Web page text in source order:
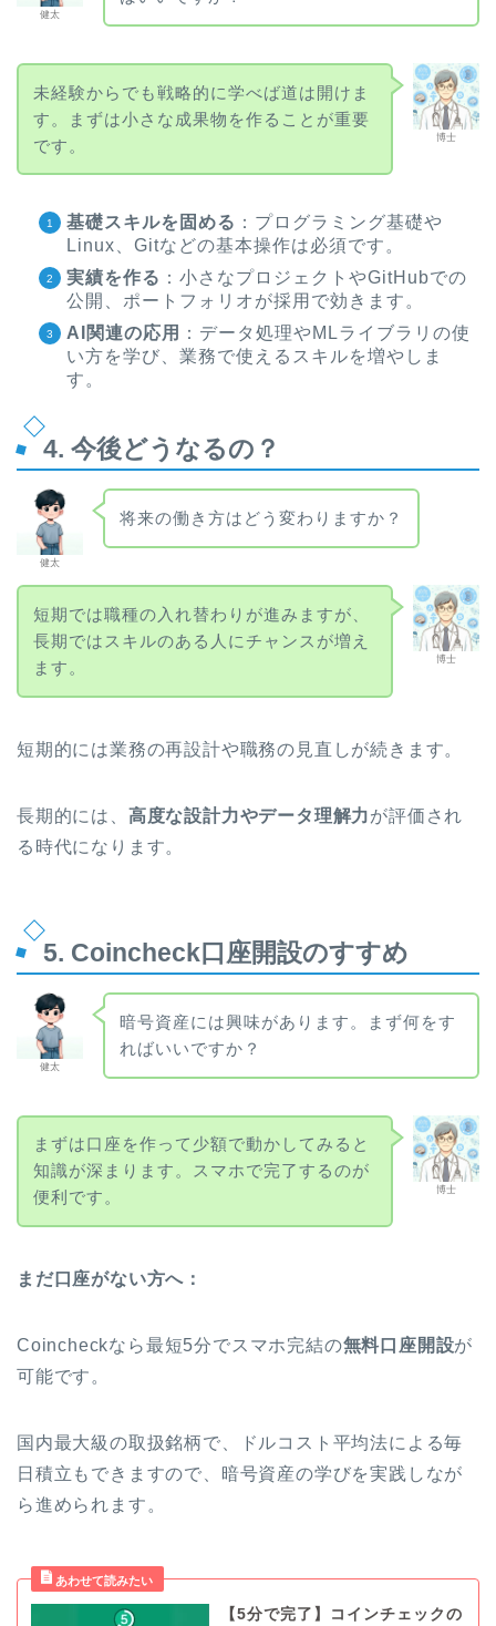
健太
博士
未経験からでも戦略的に学べば道は開けま
す。まずは小さな成果物を作ることが重要
です。
基礎スキルを固める ：プログラミング基礎や
Linux、Gitなどの基本操作は必須です。
実績を作る ：小さなプロジェクトやGitHubでの
公開、ポートフォリオが採用で効きます。
AI関連の応用
：データ処理やMLライブラリの使
い方を学び、業務で使えるスキルを増やしま
す。
4. 今後どうなるの？
健太
将来の働き方はどう変わりますか？
博士
短期では職種の入れ替わりが進みますが、
長期ではスキルのある人にチャンスが増え
ます。
短期的には業務の再設計や職務の見直しが続きます。
長期的には、 高度な設計力やデータ理解力が評価され
る時代になります。
5. Coincheck口座開設のすすめ
健太
暗号資産には興味があります。まず何をす
ればいいですか？
博士
まずは口座を作って少額で動かしてみると
知識が深まります。スマホで完了するのが
便利です。
まだ口座がない方へ：
Coincheckなら最短5分でスマホ完結の無料口座開設が
可能です。
国内最大級の取扱銘柄で、ドルコスト平均法による毎
日積立もできますので、暗号資産の学びを実践しなが
ら進められます。
【5分で完了】コインチェックの